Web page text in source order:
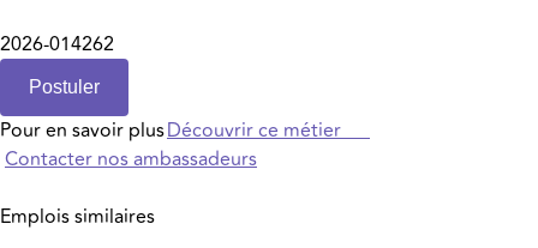
2026-014262
Postuler
Pour en savoir plusDécouvrir ce métier
Contacter nos ambassadeurs
Emplois similaires